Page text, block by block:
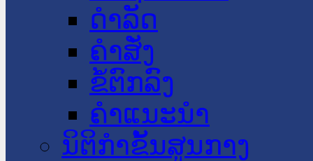
ດໍາລັດ
ຄໍາສັ່ງ
ຂໍ້ຕົກລົງ
ຄໍາແນະນໍາ
ນິຕິກໍາຂັ້ນສູນກາງ